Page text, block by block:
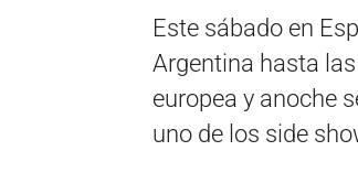
Este sábado en
Argentina hasta
europea y anoche
uno de los side